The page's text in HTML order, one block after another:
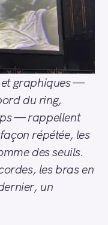
graphiques —
du ring,
— rappellent
répétée, les
des seuils.
les bras en
un